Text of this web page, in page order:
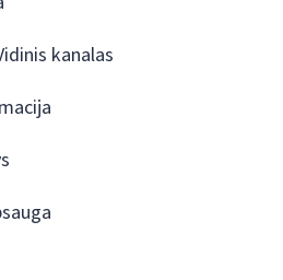
kanalas